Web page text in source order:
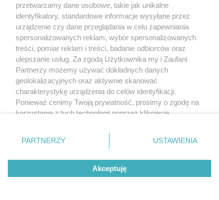
przetwarzamy dane osobowe, takie jak unikalne
identyfikatory, standardowe informacje wysyłane przez
urządzenie czy dane przeglądania w celu zapewniania
spersonalizowanych reklam, wybór spersonalizowanych
treści, pomiar reklam i treści, badanie odbiorców oraz
ulepszanie usług. Za zgodą Użytkownika my i Zaufani
Partnerzy możemy używać dokładnych danych
geolokalizacyjnych oraz aktywnie skanować
charakterystykę urządzenia do celów identyfikacji.
Ponieważ cenimy Twoją prywatność, prosimy o zgodę na
korzystanie z tych technologii poprzez kliknięcie
zmienić/wycofać klikając przycisk ustawień prywatności
znajdujący się w lewym dolnym rogu strony
rodzaje przetwarzania danych nie wymagają zgody
użytkownika, ale masz prawo sprzeciwić się takiemu
przetwarzaniu. Preferencje będą miały zastosowanie tylko
PARTNERZY USTAWIENIA
Akceptuję